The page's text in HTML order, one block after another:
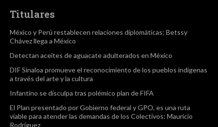
Titulares
México y Perú restablecen relaciones diplomáticas; Betssy
Chávez llega a México
Detectan aceites de aguacate adulterados en México
DIF Sinaloa promueve el reconocimiento de los pueblos indígenas
a través del arte y la cultura
Infantino se disculpa tras polémico plan de FIFA
El Plan presentado por Gobierno federal y GPO, es una ruta
viable para atender las demandas de los Colectivos: Mauricio
Rodríguez